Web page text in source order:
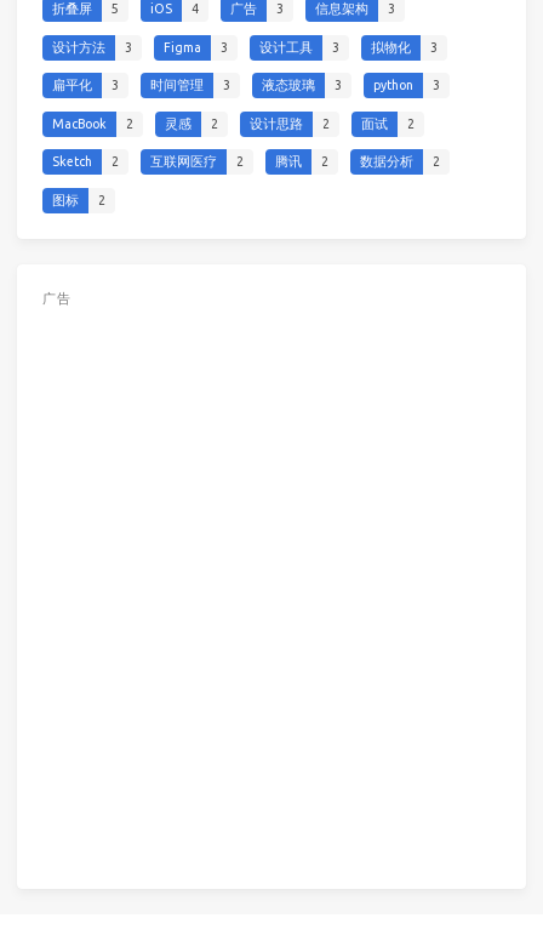
折叠屏 5 iOS 4 广告 3 信息架构 3
设计方法 3 Figma 3 设计工具 3 拟物化 3
扁平化 3 时间管理 3 液态玻璃 3 python 3
MacBook 2 灵感 2 设计思路 2 面试 2
Sketch 2 互联网医疗 2 腾讯 2 数据分析 2
图标 2
广告